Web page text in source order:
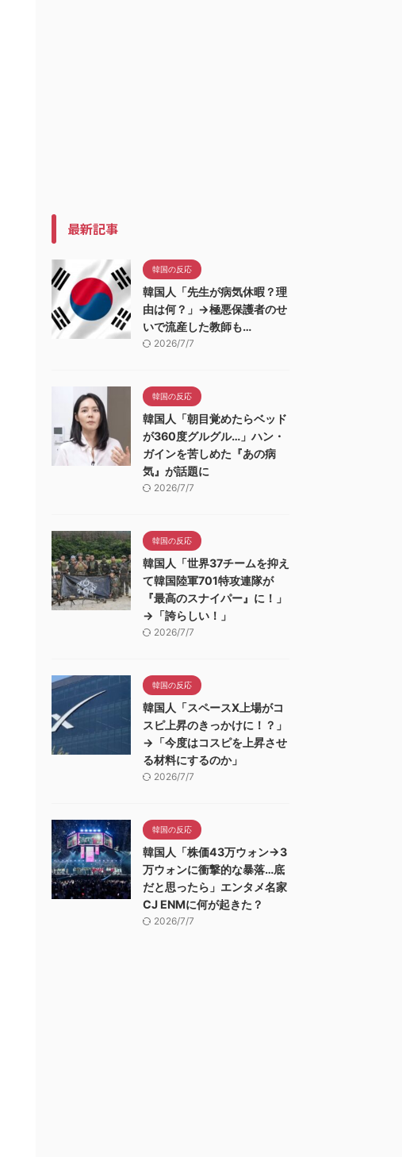
最新記事
韓国の反応
韓国人「先生が病気休暇？理
由は何？」→極悪保護者のせ
いで流産した教師も…
2026/7/7
韓国の反応
韓国人「朝目覚めたらベッド
が360度グルグル…」ハン・
ガインを苦しめた『あの病
気』が話題に
2026/7/7
韓国の反応
韓国人「世界37チームを抑え
て韓国陸軍701特攻連隊が
『最高のスナイパー』に！」
→「誇らしい！」
2026/7/7
韓国の反応
韓国人「スペースX上場がコ
スピ上昇のきっかけに！？」
→「今度はコスピを上昇させ
る材料にするのか」
2026/7/7
韓国の反応
韓国人「株価43万ウォン→3
万ウォンに衝撃的な暴落…底
だと思ったら」エンタメ名家
CJ ENMに何が起きた？
2026/7/7